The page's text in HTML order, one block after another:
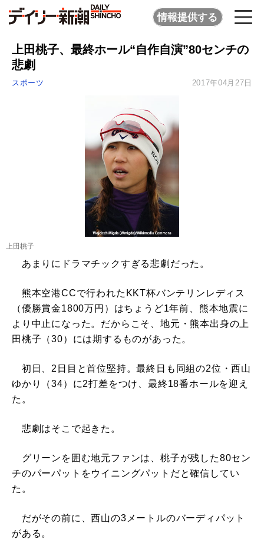
情報提供する
上田桃子、最終ホール“自作自演”80センチの
悲劇
スポーツ 2017年04月27日
上田桃子
あまりにドラマチックすぎる悲劇だった。
熊本空港CCで行われたKKT杯バンテリンレディス
（優勝賞金1800万円）はちょうど1年前、熊本地震に
より中止になった。だからこそ、地元・熊本出身の上
田桃子（30）には期するものがあった。
初日、2日目と首位堅持。最終日も同組の2位・西山
ゆかり（34）に2打差をつけ、最終18番ホールを迎え
た。
悲劇はそこで起きた。
グリーンを囲む地元ファンは、桃子が残した80セン
チのパーパットをウイニングパットだと確信してい
た。
だがその前に、西山の3メートルのバーディパット
がある。